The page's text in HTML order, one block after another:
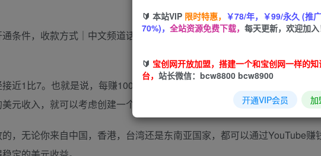
条件，收款方式｜中文频道话题的选择，视频和频道的优化技巧, 正确的
近1比7。也就是说，每赚1000美元，就会为你带来将近7000人民币的收
元收入，就可以考虑创建一个youtube频道。
，无论你来自中国，香港，台湾还是东南亚国家，都可以通过YouTube赚
🔰 本站VIP 限时特惠， ￥78/年，￥99/永久 (推
70%)， 全站资源免费下载， 每天更新，欢迎加入
🔰 宝创网开放加盟，搭建一个和宝创网一样的
台， 站长微信：bcw8800 bcw8900
开通VIP会员 加